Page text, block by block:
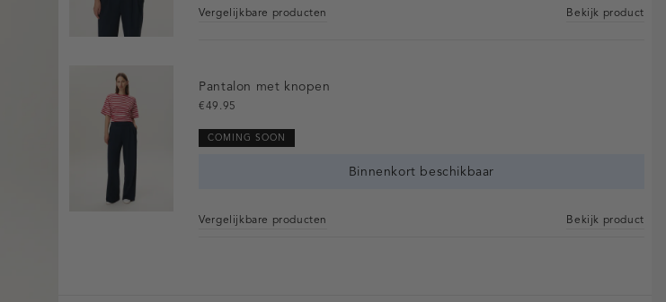
Vergelijkbare producten Bekijk product
Pantalon met knopen
€49.95
COMING SOON
Binnenkort beschikbaar
Vergelijkbare producten Bekijk product